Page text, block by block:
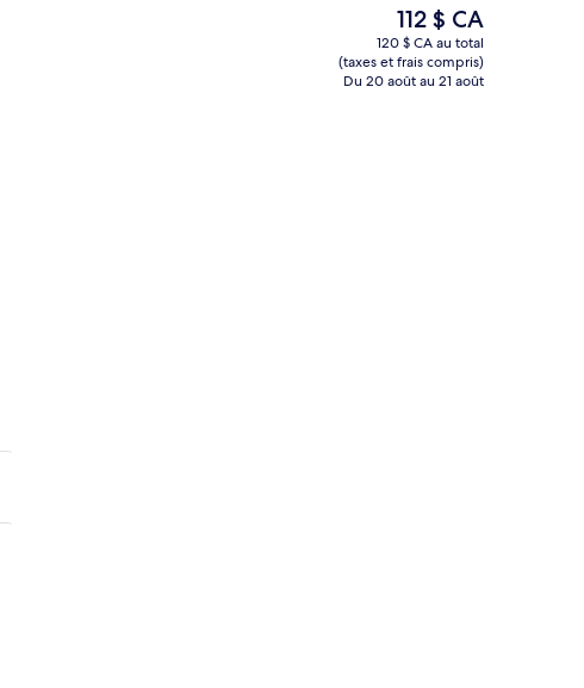
Extérieur
Le
prix
actuel
est
112 $ CA
120 $ CA au total
(taxes et frais compris)
Du 20 août au 21 août